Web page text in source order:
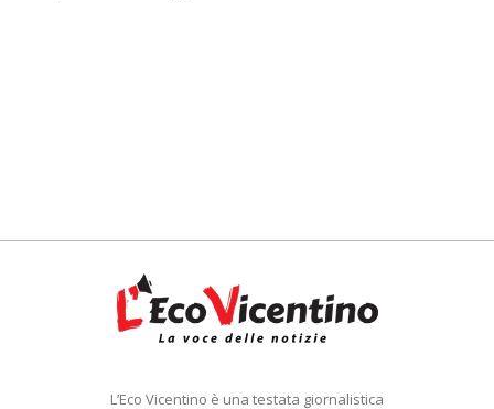
L’Eco Vicentino è una testata giornalistica